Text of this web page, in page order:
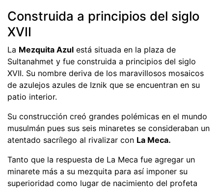
Construida a principios del siglo
XVII
La Mezquita Azul está situada en la plaza de
Sultanahmet y fue construida a principios del siglo
XVII. Su nombre deriva de los maravillosos mosaicos
de azulejos azules de Iznik que se encuentran en su
patio interior.
Su construcción creó grandes polémicas en el mundo
musulmán pues sus seis minaretes se consideraban un
atentado sacrílego al rivalizar con La Meca.
Tanto que la respuesta de La Meca fue agregar un
minarete más a su mezquita para así imponer su
superioridad como lugar de nacimiento del profeta